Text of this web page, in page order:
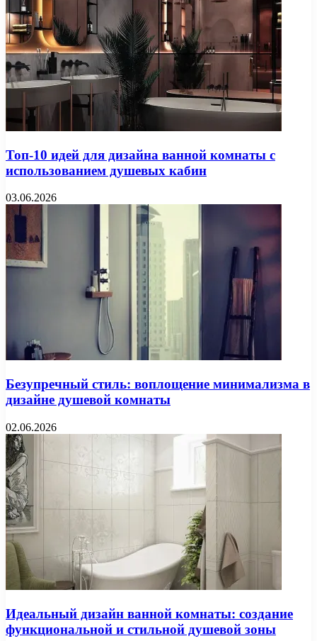
Топ-10 идей для дизайна ванной комнаты с
использованием душевых кабин
03.06.2026
Безупречный стиль: воплощение минимализма в
дизайне душевой комнаты
02.06.2026
Идеальный дизайн ванной комнаты: создание
функциональной и стильной душевой зоны